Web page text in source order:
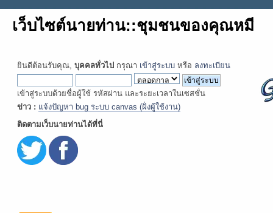
เว็บไซต์นายท่าน::ชุมชนของคุณหมี
ยินดีต้อนรับคุณ, บุคคลทั่วไป กรุณา เข้าสู่ระบบ หรือ ลงทะเบียน
เข้าสู่ระบบด้วยชื่อผู้ใช้ รหัสผ่าน และระยะเวลาในเซสชั่น
ข่าว : แจ้งปัญหา bug ระบบ canvas (ฝั่งผู้ใช้งาน)
ติดตามเว็บนายท่านได้ที่นี่